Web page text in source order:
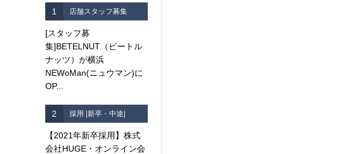
1 店舗スタッフ募集
[スタッフ募
集]BETELNUT（ビートル
ナッツ）が横浜
NEWoMan(ニュウマン)に
OP...
2 採用 |新卒・中途|
【2021年新卒採用】株式
会社HUGE・オンライン会